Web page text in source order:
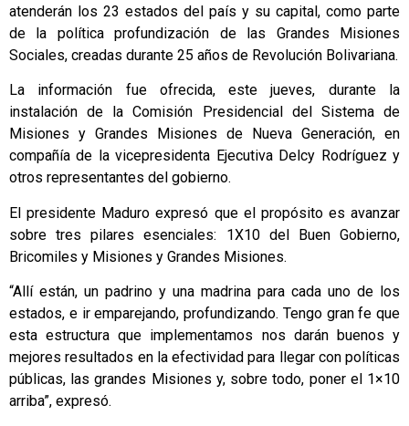
atenderán los 23 estados del país y su capital, como parte
de la política profundización de las Grandes Misiones
Sociales, creadas durante 25 años de Revolución Bolivariana.
La información fue ofrecida, este jueves, durante la
instalación de la Comisión Presidencial del Sistema de
Misiones y Grandes Misiones de Nueva Generación, en
compañía de la vicepresidenta Ejecutiva Delcy Rodríguez y
otros representantes del gobierno.
El presidente Maduro expresó que el propósito es avanzar
sobre tres pilares esenciales: 1X10 del Buen Gobierno,
Bricomiles y Misiones y Grandes Misiones.
“Allí están, un padrino y una madrina para cada uno de los
estados, e ir emparejando, profundizando. Tengo gran fe que
esta estructura que implementamos nos darán buenos y
mejores resultados en la efectividad para llegar con políticas
públicas, las grandes Misiones y, sobre todo, poner el 1×10
arriba”, expresó.